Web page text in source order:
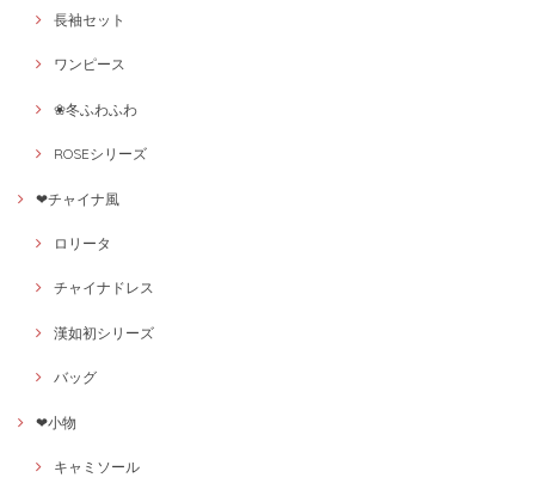
長袖セット
ワンピース
❀冬ふわふわ
ROSEシリーズ
❤チャイナ風
ロリータ
チャイナドレス
漢如初シリーズ
バッグ
❤小物
キャミソール